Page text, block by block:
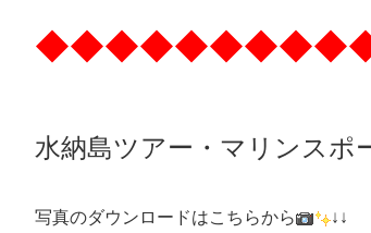
水納島ツアー・マリンスポ
写真のダウンロードはこちらから ↓↓